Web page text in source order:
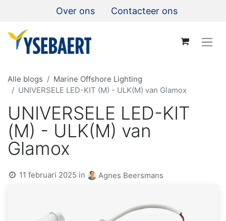
Over ons Contacteer ons
Alle blogs
Marine Offshore Lighting
UNIVERSELE LED-KIT (M) - ULK(M) van Glamox
UNIVERSELE LED-KIT
(M) - ULK(M) van
Glamox
11 februari 2025 in Agnes Beersmans